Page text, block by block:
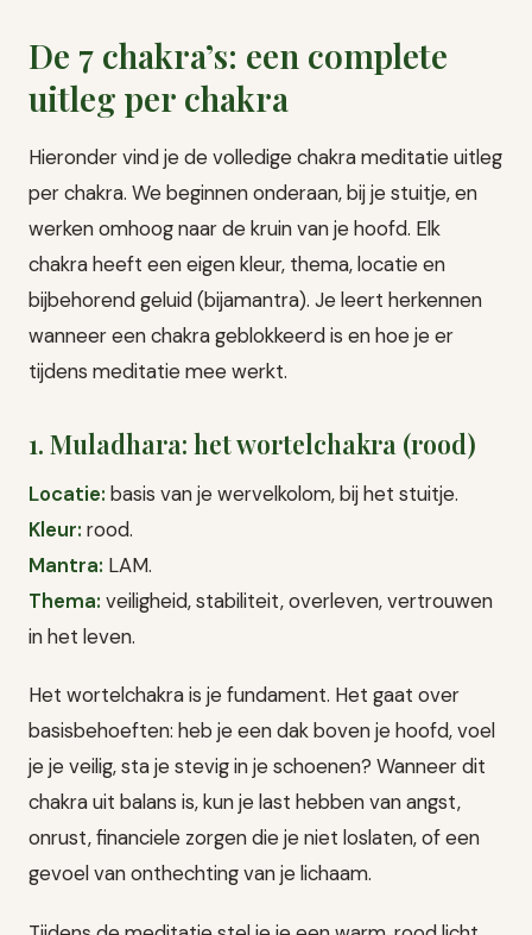
De 7 chakra’s: een complete
uitleg per chakra
Hieronder vind je de volledige chakra meditatie uitleg
per chakra. We beginnen onderaan, bij je stuitje, en
werken omhoog naar de kruin van je hoofd. Elk
chakra heeft een eigen kleur, thema, locatie en
bijbehorend geluid (bijamantra). Je leert herkennen
wanneer een chakra geblokkeerd is en hoe je er
tijdens meditatie mee werkt.
1. Muladhara: het wortelchakra (rood)
Locatie: basis van je wervelkolom, bij het stuitje.
Kleur: rood.
Mantra: LAM.
Thema: veiligheid, stabiliteit, overleven, vertrouwen
in het leven.
Het wortelchakra is je fundament. Het gaat over
basisbehoeften: heb je een dak boven je hoofd, voel
je je veilig, sta je stevig in je schoenen? Wanneer dit
chakra uit balans is, kun je last hebben van angst,
onrust, financiele zorgen die je niet loslaten, of een
gevoel van onthechting van je lichaam.